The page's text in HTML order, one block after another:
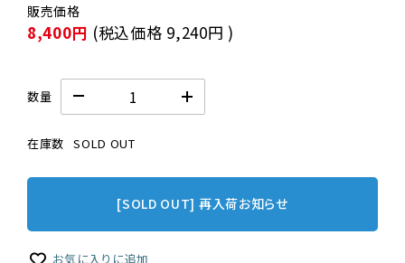
8,400円 (税込価格 9,240円 )
数量
在庫数 SOLD OUT
[SOLD OUT] 再入荷お知らせ
お気に入りに追加